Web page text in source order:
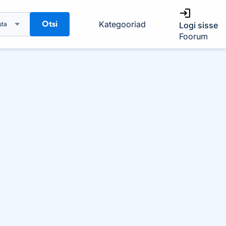
Otsi Kategooriad
Logi sisse
Foorum